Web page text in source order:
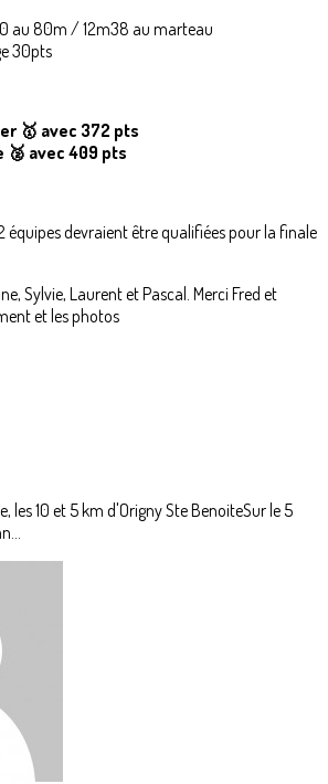
au 80m / 12m38 au marteau
30pts
🥇 avec 372 pts
🥈 avec 409 pts
équipes devraient être qualifiées pour la finale
Sylvie, Laurent et Pascal. Merci Fred et
et les photos
les 10 et 5 km d'Origny Ste BenoiteSur le 5